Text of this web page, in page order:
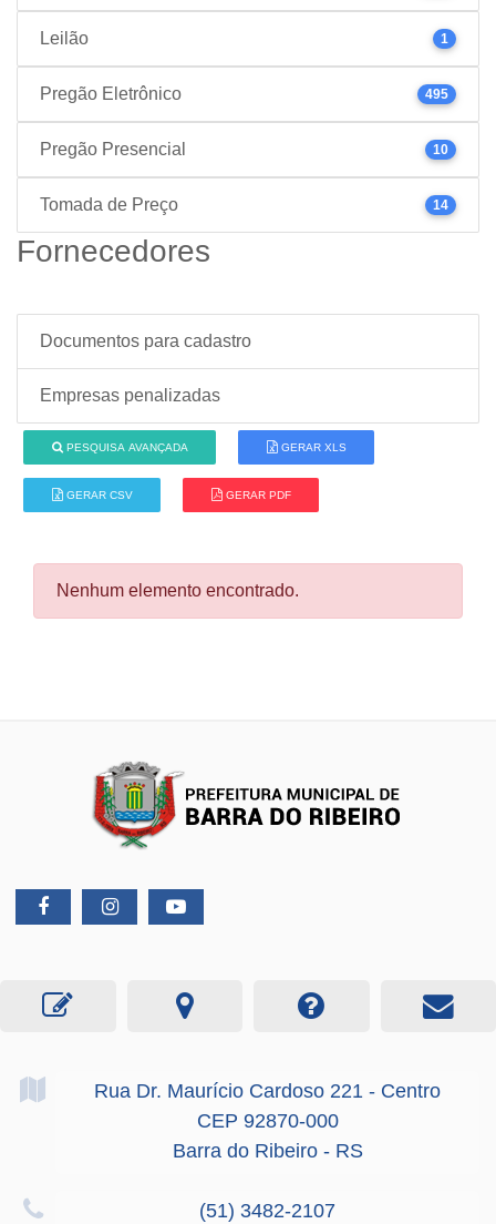
Leilão 1
Pregão Eletrônico 495
Pregão Presencial 10
Tomada de Preço 14
Fornecedores
Documentos para cadastro
Empresas penalizadas
PESQUISA AVANÇADA GERAR XLS
GERAR CSV GERAR PDF
Nenhum elemento encontrado.
Rua Dr. Maurício Cardoso 221 - Centro
CEP 92870-000
Barra do Ribeiro - RS
(51) 3482-2107